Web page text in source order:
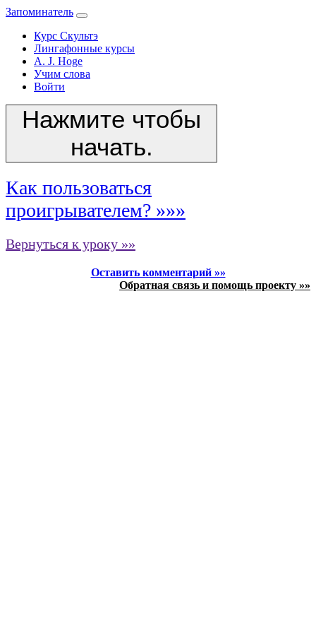
Запоминатель
Курс Скультэ
Лингафонные курсы
A. J. Hoge
Учим слова
Войти
Нажмите чтобы
начать.
Как пользоваться
проигрывателем? »»»
Вернуться к уроку »»
Оставить комментарий »»
Обратная связь и помощь проекту »»